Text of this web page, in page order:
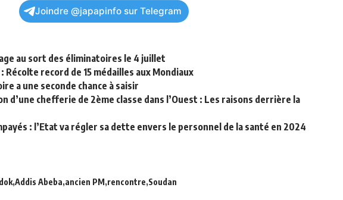
Joindre @japapinfo sur Telegram
au sort des éliminatoires le 4 juillet
Récolte record de 15 médailles aux Mondiaux
a une seconde chance à saisir
d’une chefferie de 2ème classe dans l’Ouest : Les raisons derrière la
: l’Etat va régler sa dette envers le personnel de la santé en 2024
Addis Abeba ancien PM rencontre Soudan